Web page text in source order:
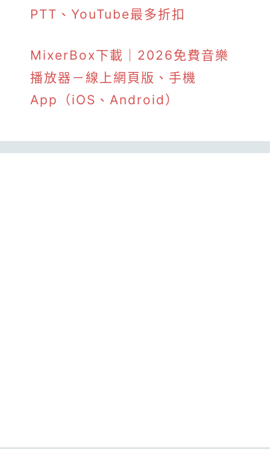
PTT、YouTube最多折扣
MixerBox下載｜2026免費音樂
播放器－線上網頁版、手機
App（iOS、Android）